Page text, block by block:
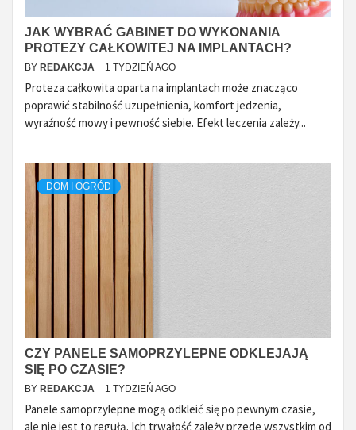
JAK WYBRAĆ GABINET DO WYKONANIA
PROTEZY CAŁKOWITEJ NA IMPLANTACH?
BY REDAKCJA 1 TYDZIEŃ AGO
Proteza całkowita oparta na implantach może znacząco
poprawić stabilność uzupełnienia, komfort jedzenia,
wyraźność mowy i pewność siebie. Efekt leczenia zależy...
DOM I OGRÓD
CZY PANELE SAMOPRZYLEPNE ODKLEJAJĄ
SIĘ PO CZASIE?
BY REDAKCJA 1 TYDZIEŃ AGO
Panele samoprzylepne mogą odkleić się po pewnym czasie,
ale nie jest to regułą. Ich trwałość zależy przede wszystkim od